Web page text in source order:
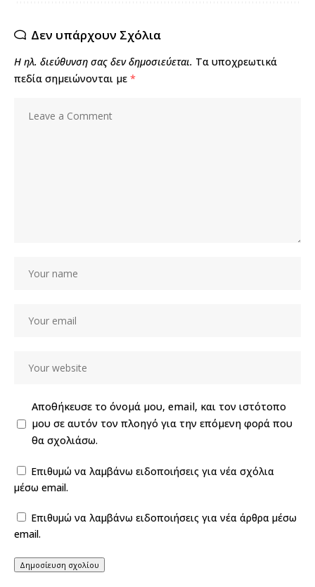
Δεν υπάρχουν Σχόλια
Η ηλ. διεύθυνση σας δεν δημοσιεύεται. Τα υποχρεωτικά
πεδία σημειώνονται με *
Αποθήκευσε το όνομά μου, email, και τον ιστότοπο
μου σε αυτόν τον πλοηγό για την επόμενη φορά που
θα σχολιάσω.
Επιθυμώ να λαμβάνω ειδοποιήσεις για νέα σχόλια
μέσω email.
Επιθυμώ να λαμβάνω ειδοποιήσεις για νέα άρθρα μέσω
email.